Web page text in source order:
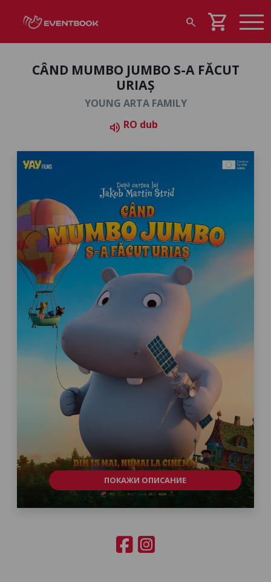
search shopping_cart
CÂND MUMBO JUMBO S-A FĂCUT
URIAȘ
YOUNG ARTA FAMILY
volume_up RO dub
ПОКАЖИ ОПИСАНИЕ